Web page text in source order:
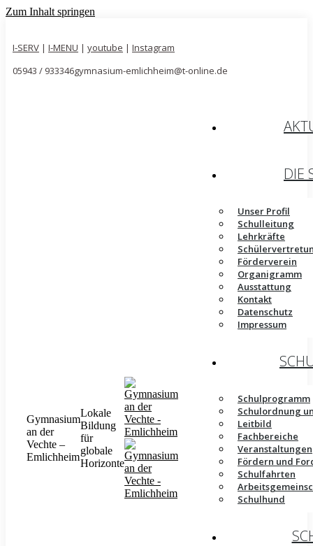
Zum Inhalt springen
I-SERV | I-MENU | youtube | Instagram
05943 / 933346gymnasium-emlichheim@t-online.de
Gymnasium
an der
Vechte –
Emlichheim
Lokale
Bildung
für
globale
Horizonte
DIE
Unser Profil
Schulleitung
Lehrkräfte
Förderverein
Organigramm
Ausstattung
Kontakt
Datenschutz
Impressum
Schulprogramm
Schulordnung
Leitbild
Fachbereiche
Veranstaltungen
Fördern und
Schulfahrten
Schulhund